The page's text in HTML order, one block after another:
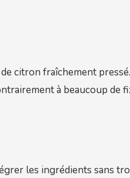
citron fraîchement
à beaucoup de
les ingrédients sans